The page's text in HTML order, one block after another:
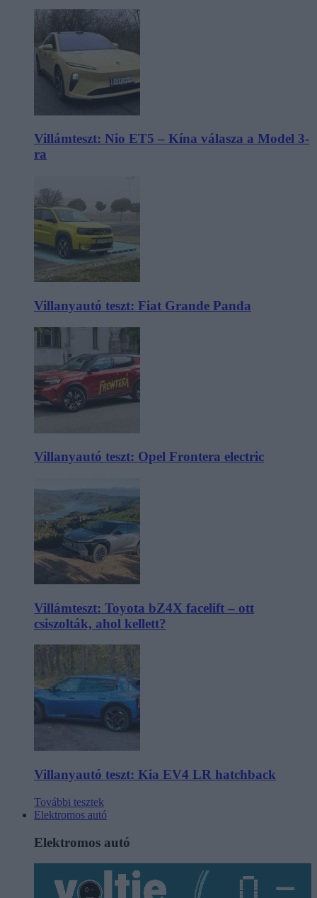
Villámteszt: Nio ET5 – Kína válasza a Model 3-
ra
Villanyautó teszt: Fiat Grande Panda
Villanyautó teszt: Opel Frontera electric
Villámteszt: Toyota bZ4X facelift – ott
csiszolták, ahol kellett?
Villanyautó teszt: Kia EV4 LR hatchback
További tesztek
Elektromos autó
Elektromos autó